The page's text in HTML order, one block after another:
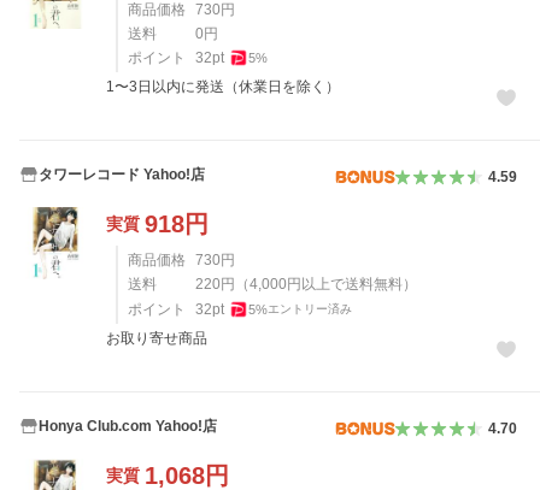
商品価格 730 円
送料
0 円
ポイント
32pt 5%
1〜3日以内に発送（休業日を除く）
タワーレコード Yahoo!店 4.59
実質 918円
商品価格 730 円
送料
220 円 （4,000 円以上で送料無料）
ポイント
32pt 5%エントリー済み
お取り寄せ商品
Honya Club.com Yahoo!店 4.70
実質 1,068円